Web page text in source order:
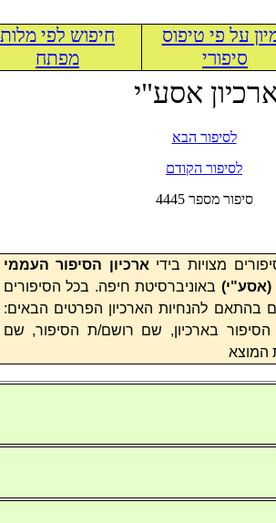
על פי טיפוס
סיפורי
חיפוש לפי מלות
מפתח
אסע"י
לסיפור הבא
לסיפור הקודם
4445 סיפור מספר
מצויות בידי ארכיון הסיפור העממי
(אסע"י) באוניברסיטת חיפה. בכל הסיפורים
בהתאם להנחיות הארכיון הפרטים הבאים:
בארכיון, שם רושם/ת הסיפור, שם
המוצא